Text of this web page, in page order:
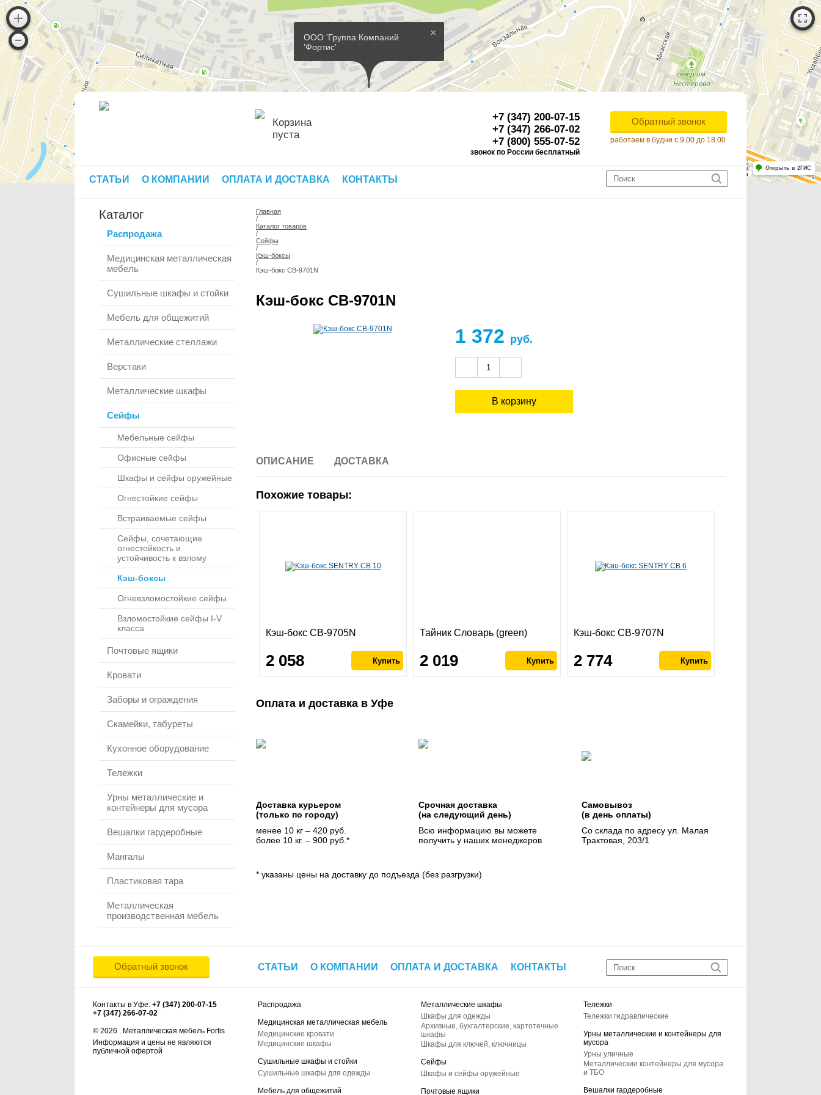
×
ООО 'Группа Компаний
'Фортис'
Работает на API 2ГИС
Лицензионное соглашение
Для корректной работы Raster JS API нужен ключ. Помощь: api@2gis.ru
Открыть в 2ГИС
Корзина
пуста
+7 (347) 200-07-15
+7 (347) 266-07-02
+7 (800) 555-07-52
звонок по России бесплатный
Обратный звонок
работаем в будни с 9.00 до 18.00
СТАТЬИ О КОМПАНИИ ОПЛАТА И ДОСТАВКА КОНТАКТЫ
Каталог
Распродажа
Медицинская металлическая
мебель
Сушильные шкафы и стойки
Мебель для общежитий
Металлические стеллажи
Верстаки
Металлические шкафы
Сейфы
Мебельные сейфы
Офисные сейфы
Шкафы и сейфы оружейные
Огнестойкие сейфы
Встраиваемые сейфы
Сейфы, сочетающие
огнестойкость и
устойчивость к взлому
Кэш-боксы
Огневзломостойкие сейфы
Взломостойкие сейфы I-V
класса
Почтовые ящики
Кровати
Заборы и ограждения
Скамейки, табуреты
Кухонное оборудование
Тележки
Урны металлические и
контейнеры для мусора
Вешалки гардеробные
Мангалы
Пластиковая тара
Металлическая
производственная мебель
Главная
/
Каталог товаров
/
Сейфы
/
Кэш-боксы
/
Кэш-бокс CB-9701N
Кэш-бокс CB-9701N
1 372 руб.
ОПИСАНИЕ ДОСТАВКА
Похожие товары:
Кэш-бокс CB-9705N
2 058
Тайник Словарь (green)
2 019
Кэш-бокс CB-9707N
2 774
Оплата и доставка в Уфе
Доставка курьером
(только по городу)
менее 10 кг – 420 руб.
более 10 кг. – 900 руб.*
Срочная доставка
(на следующий день)
Всю информацию вы можете
получить у наших менеджеров
Самовывоз
(в день оплаты)
Со склада по адресу ул. Малая
Трактовая, 203/1
* указаны цены на доставку до подъезда (без разгрузки)
Обратный звонок СТАТЬИ О КОМПАНИИ ОПЛАТА И ДОСТАВКА КОНТАКТЫ
Контакты в Уфе: +7 (347) 200-07-15
+7 (347) 266-07-02
© 2026 . Металлическая мебель Fortis
Информация и цены не являются
публичной офертой
Распродажа
Медицинская металлическая мебель
Медицинские кровати
Медицинские шкафы
Сушильные шкафы и стойки
Сушильные шкафы для одежды
Мебель для общежитий
Металлические шкафы
Шкафы для одежды
Архивные, бухгалтерские, картотечные
шкафы
Шкафы для ключей, ключницы
Сейфы
Шкафы и сейфы оружейные
Почтовые ящики
Тележки
Тележки гидравлические
Урны металлические и контейнеры для
мусора
Урны уличные
Металлические контейнеры для мусора
и ТБО
Вешалки гардеробные